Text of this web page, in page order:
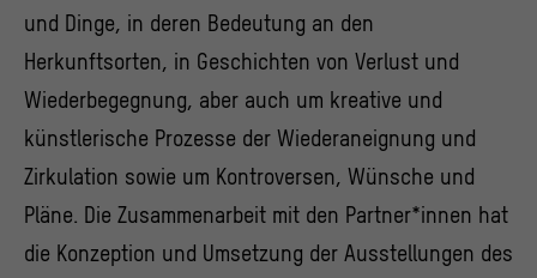
und Dinge, in deren Bedeutung an den
Herkunftsorten, in Geschichten von Verlust und
Wiederbegegnung, aber auch um kreative und
künstlerische Prozesse der Wiederaneignung und
Zirkulation sowie um Kontroversen, Wünsche und
Pläne. Die Zusammenarbeit mit den Partner*innen hat
die Konzeption und Umsetzung der Ausstellungen des